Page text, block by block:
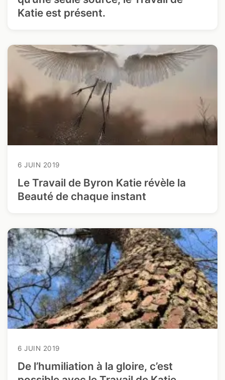
Katie est présent.
6 JUIN 2019
Le Travail de Byron Katie révèle la
Beauté de chaque instant
6 JUIN 2019
De l’humiliation à la gloire, c’est